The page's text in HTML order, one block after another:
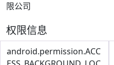
限公司
权限信息
android.permission.ACC